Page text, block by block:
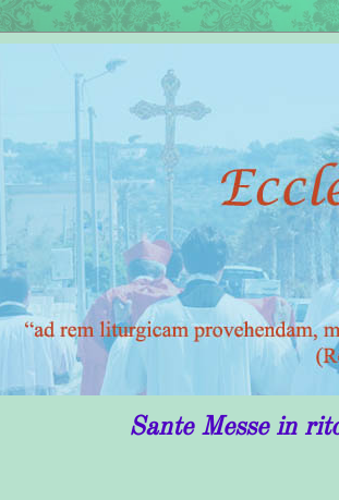
Sante Messe in rito antico